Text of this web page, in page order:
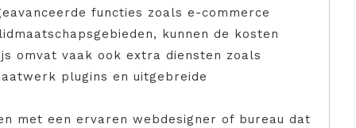
functies zoals e-commerce
kunnen de kosten
omvat vaak ook extra diensten zoals
plugins en uitgebreide
met een ervaren webdesigner of bureau dat